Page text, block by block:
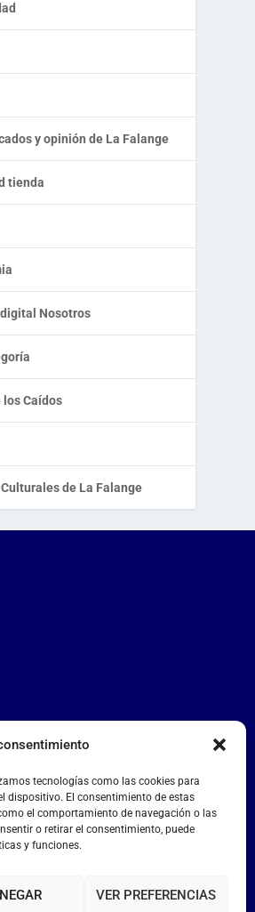
tecnologías como las cookies para
dispositivo. El consentimiento de estas
el comportamiento de navegación o las
o retirar el consentimiento, puede
y funciones.
VER PREFERENCIAS
y opinión de La Falange
tienda
Nosotros
los Caídos
de La Falange